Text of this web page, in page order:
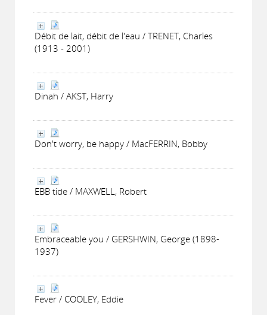
Débit de lait, débit de l'eau / TRENET, Charles
(1913 - 2001)
Dinah / AKST, Harry
Don't worry, be happy / MacFERRIN, Bobby
EBB tide / MAXWELL, Robert
Embraceable you / GERSHWIN, George (1898-
1937)
Fever / COOLEY, Eddie